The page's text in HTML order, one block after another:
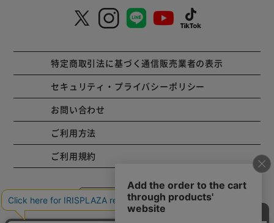
特定商取引法に基づく通信販売業者の表示
セキュリティ・プライバシーポリシー
お問い合わせ
ご利用方法
ご利用規約
コーポレートサイト